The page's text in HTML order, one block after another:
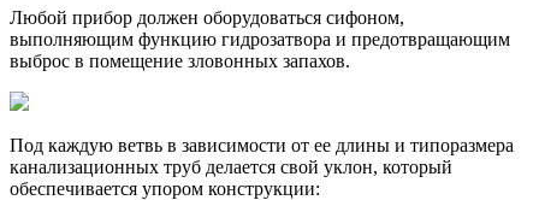
Любой прибор должен оборудоваться сифоном,
выполняющим функцию гидрозатвора и предотвращающим
выброс в помещение зловонных запахов.
Под каждую ветвь в зависимости от ее длины и типоразмера
канализационных труб делается свой уклон, который
обеспечивается упором конструкции: